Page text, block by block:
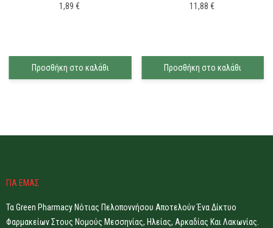
1,89 €
Προσθήκη στο καλάθι
11,88 €
Προσθήκη στο καλάθι
ΓΙΑ ΕΜΑΣ
Τα Green Pharmacy Νότιας Πελοποννήσου Αποτελούν Ένα Δίκτυο
Φαρμακείων Στους Νομούς Μεσσηνίας, Ηλείας, Αρκαδίας Και Λακωνίας.